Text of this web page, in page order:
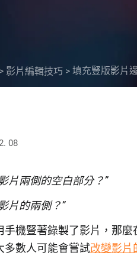
> 影片編輯技巧 > 填充豎版影片
08
片兩側的空白部分？”
片的兩側？”
手機豎著錄製了影片，那
多數人可能會嘗試改變影片